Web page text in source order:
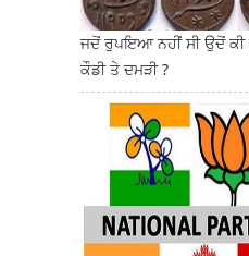
ਜਦੋਂ ਰੁਪਇਆ ਨਹੀਂ ਸੀ ਉਦੋਂ ਕੀ
ਕੌਡੀ ਤੇ ਦਮੜੀ ?